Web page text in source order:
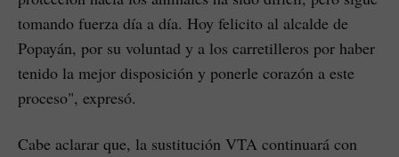
tomando fuerza día a día. Hoy felicito al alcalde de
Popayán, por su voluntad y a los carretilleros por haber
tenido la mejor disposición y ponerle corazón a este
proceso", expresó.
Cabe aclarar que, la sustitución VTA continuará con